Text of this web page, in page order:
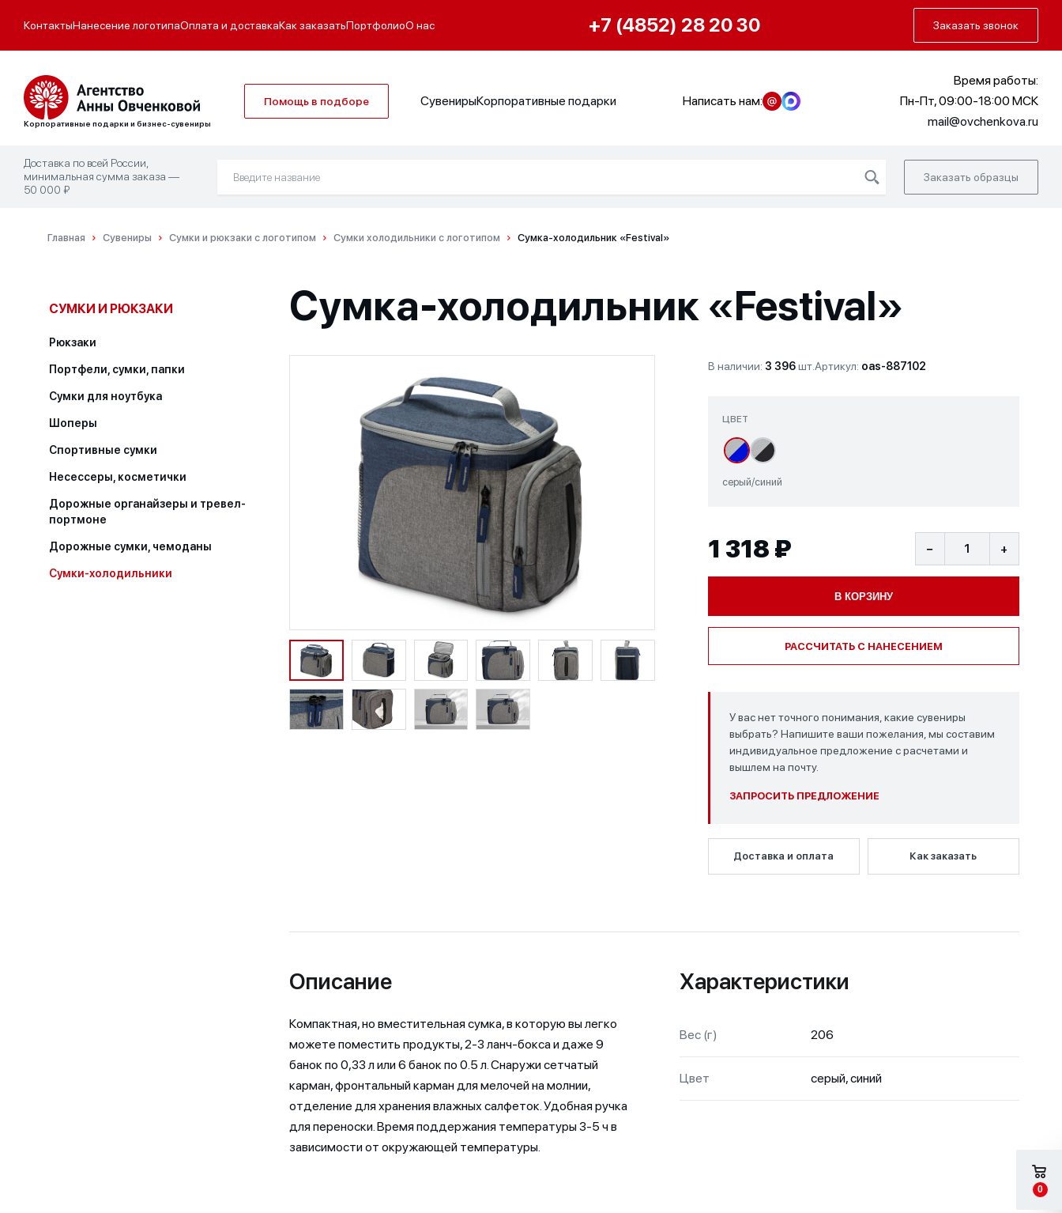
КонтактыНанесение логотипаОплата и доставкаКак заказатьПортфолиоО нас +7 (4852) 28 20 30 Заказать звонок
Корпоративные подарки и бизнес-сувениры
Помощь в подборе СувенирыКорпоративные подарки Написать нам:
Время работы:
Пн-Пт, 09:00-18:00 МСК
mail@ovchenkova.ru
Доставка по всей России,
минимальная сумма заказа —
50 000 ₽
Заказать образцы
Главная Сувениры Сумки и рюкзаки с логотипом Сумки холодильники с логотипом Сумка-холодильник «Festival»
СУМКИ И РЮКЗАКИ
Рюкзаки
Портфели, сумки, папки
Сумки для ноутбука
Шоперы
Спортивные сумки
Несессеры, косметички
Дорожные органайзеры и тревел-
портмоне
Дорожные сумки, чемоданы
Сумки-холодильники
Сумка-холодильник «Festival»
В наличии: 3 396шт.Артикул: oas-887102
ЦВЕТ
серый/синий
1 318 ₽ − +
В КОРЗИНУ
РАССЧИТАТЬ С НАНЕСЕНИЕМ
У вас нет точного понимания, какие сувениры
выбрать? Напишите ваши пожелания, мы составим
индивидуальное предложение с расчетами и
вышлем на почту.
ЗАПРОСИТЬ ПРЕДЛОЖЕНИЕ
Доставка и оплата Как заказать
Описание
Компактная, но вместительная сумка, в которую вы легко
можете поместить продукты, 2-3 ланч-бокса и даже 9
банок по 0,33 л или 6 банок по 0.5 л. Снаружи сетчатый
карман, фронтальный карман для мелочей на молнии,
отделение для хранения влажных салфеток. Удобная ручка
для переноски. Время поддержания температуры 3-5 ч в
зависимости от окружающей температуры.
Характеристики
Вес (г) 206
Цвет серый, синий
0